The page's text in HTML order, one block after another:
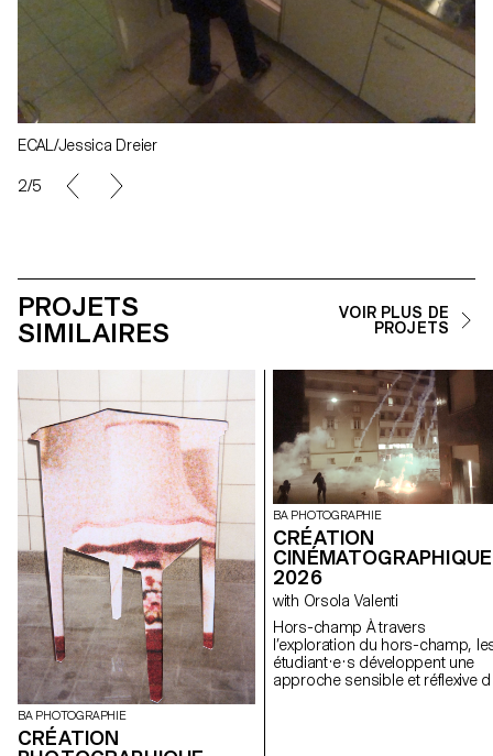
ECAL/Jessica Dreier
2/5
PROJETS
SIMILAIRES
VOIR PLUS DE
PROJETS
BA PHOTOGRAPHIE
CRÉATION
BA PHOTOGRAPHIE
CRÉATION
2026
with Orsola Valenti
Hors-champ À travers
l’exploration du hors-champ,
étudiant·e·s développent une
approche sensible et réflexive